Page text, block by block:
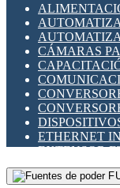
SENSORES
VARIACS
INTERFACES
OTROS
RELÉS
RELÉS DE
RELÉS DE
RELÉS
RELÉS
SENSORES
CÁMARAS
ETHERNET
EXTENSOR
GATEWAY
GESTIÓN DE